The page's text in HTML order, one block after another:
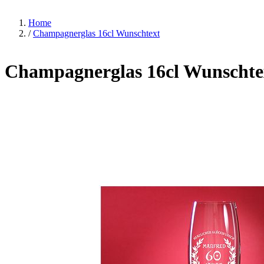
Home
/ Champagnerglas 16cl Wunschtext
Champagnerglas 16cl